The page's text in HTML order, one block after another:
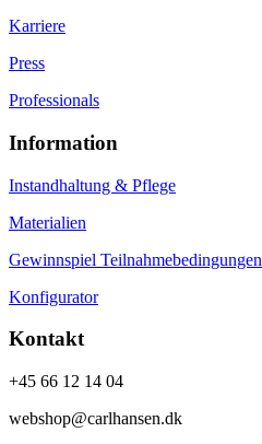
Karriere
Press
Professionals
Information
Instandhaltung & Pflege
Materialien
Gewinnspiel Teilnahmebedingungen
Konfigurator
Kontakt
+45 66 12 14 04
webshop@carlhansen.dk